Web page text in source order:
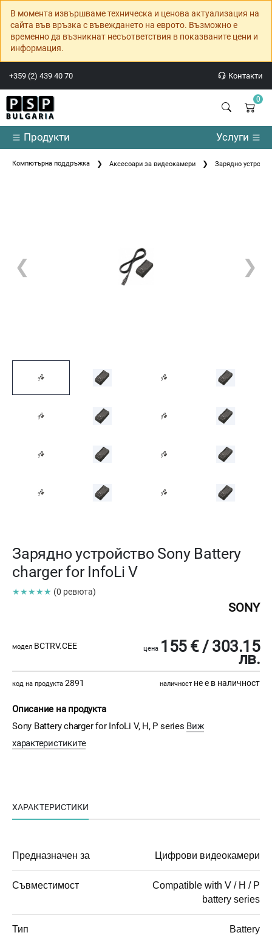
В момента извършваме техническа и ценова актуализация на
сайта във връзка с въвеждането на еврото. Възможно е
временно да възникнат несъответствия в показваните цени и
информация.
+359 (2) 439 40 70 Контакти
0
Продукти Услуги
Компютърна поддръжка Аксесоари за видеокамери Зарядно
❮ ❯
Зарядно устройство Sony Battery
charger for InfoLi V
★★★★★ (0 ревюта)
SONY
модел BCTRV.CEE цена 155 € / 303.15
лв.
код на продукта 2891 наличност не е в наличност
Описание на продукта
Sony Battery charger for InfoLi V, H, P series Виж
характеристиките
ХАРАКТЕРИСТИКИ
Предназначен за Цифрови видеокамери
Съвместимост
Compatible with V / H / P
battery series
Тип Battery